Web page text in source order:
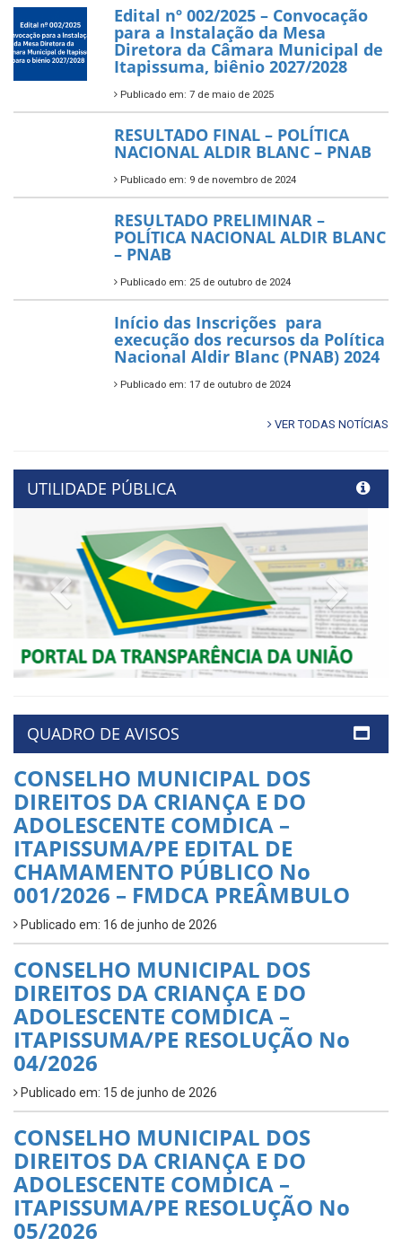
Edital nº 002/2025 – Convocação
para a Instalação da Mesa
Diretora da Câmara Municipal de
Itapissuma, biênio 2027/2028
Publicado em: 7 de maio de 2025
RESULTADO FINAL – POLÍTICA
NACIONAL ALDIR BLANC – PNAB
Publicado em: 9 de novembro de 2024
RESULTADO PRELIMINAR –
POLÍTICA NACIONAL ALDIR BLANC
– PNAB
Publicado em: 25 de outubro de 2024
Início das Inscrições para
execução dos recursos da Política
Nacional Aldir Blanc (PNAB) 2024
Publicado em: 17 de outubro de 2024
VER TODAS NOTÍCIAS
UTILIDADE PÚBLICA
Previous
QUADRO DE AVISOS
CONSELHO MUNICIPAL DOS
DIREITOS DA CRIANÇA E DO
ADOLESCENTE COMDICA –
ITAPISSUMA/PE EDITAL DE
CHAMAMENTO PÚBLICO No
001/2026 – FMDCA PREÂMBULO
Publicado em: 16 de junho de 2026
CONSELHO MUNICIPAL DOS
DIREITOS DA CRIANÇA E DO
ADOLESCENTE COMDICA –
ITAPISSUMA/PE RESOLUÇÃO No
04/2026
Publicado em: 15 de junho de 2026
CONSELHO MUNICIPAL DOS
DIREITOS DA CRIANÇA E DO
ADOLESCENTE COMDICA –
ITAPISSUMA/PE RESOLUÇÃO No
05/2026